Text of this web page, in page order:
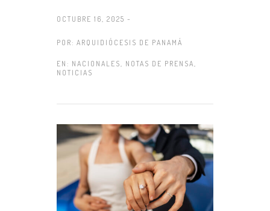
OCTUBRE 16, 2025 -
POR: ARQUIDIÓCESIS DE PANAMÁ
EN: NACIONALES, NOTAS DE PRENSA,
NOTICIAS